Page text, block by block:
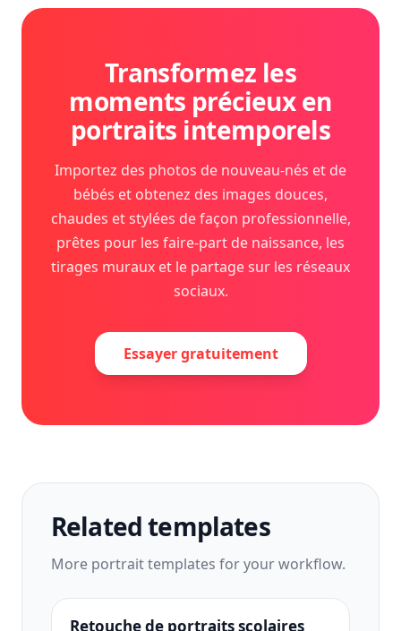
Transformez les
moments précieux en
portraits intemporels
Importez des photos de nouveau-nés et de
bébés et obtenez des images douces,
chaudes et stylées de façon professionnelle,
prêtes pour les faire-part de naissance, les
tirages muraux et le partage sur les réseaux
sociaux.
Essayer gratuitement
Related templates
More portraittemplates for your workflow.
Retouche de portraits scolaires